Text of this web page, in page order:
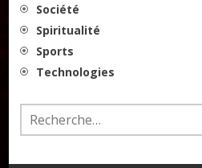
Société
Spiritualité
Sports
Technologies
Rechercher :